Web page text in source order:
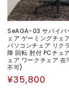
SeAGA-03 サバイバ
ェア ゲーミングチェ
パソコンチェア リク
降 回転 肘付 PCチェ
ェア ワークチェア 在
不可)
通
¥35,800